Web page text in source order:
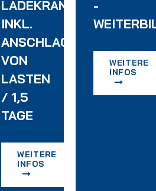
INKL.
ANSCHLAGEN
VON
LASTEN
/ 1,5
TAGE
WEITERE
INFOS
-
WEITERE
INFOS